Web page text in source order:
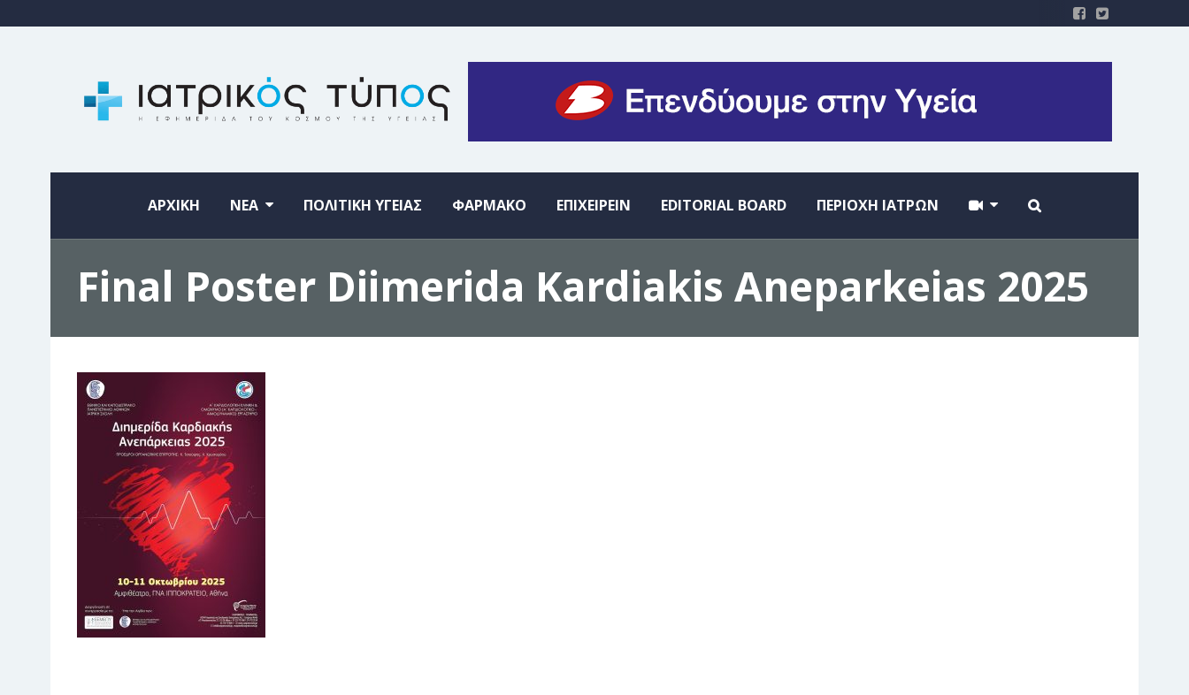
ΑΡΧΙΚΗ ΝΕΑ ΠΟΛΙΤΙΚΗ ΥΓΕΙΑΣ ΦΑΡΜΑΚΟ ΕΠΙΧΕΙΡΕΙΝ EDITORIAL BOARD ΠΕΡΙΟΧΗ ΙΑΤΡΩΝ
Final Poster Diimerida Kardiakis Aneparkeias 2025